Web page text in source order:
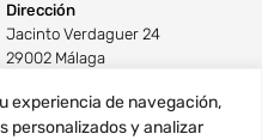
experiencia de navegación,
personalizados y analizar
Dirección
Jacinto Verdaguer 24
29002 Málaga